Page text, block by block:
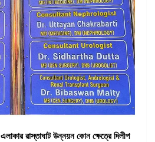
রাস্তাঘাট উন্নয়ন কোন ক্ষেত্রে দিলীপ